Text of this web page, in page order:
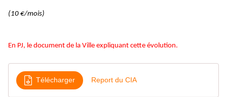
(10 €/mois)
En PJ, le document de la Ville expliquant cette évolution.
Télécharger Report du CIA